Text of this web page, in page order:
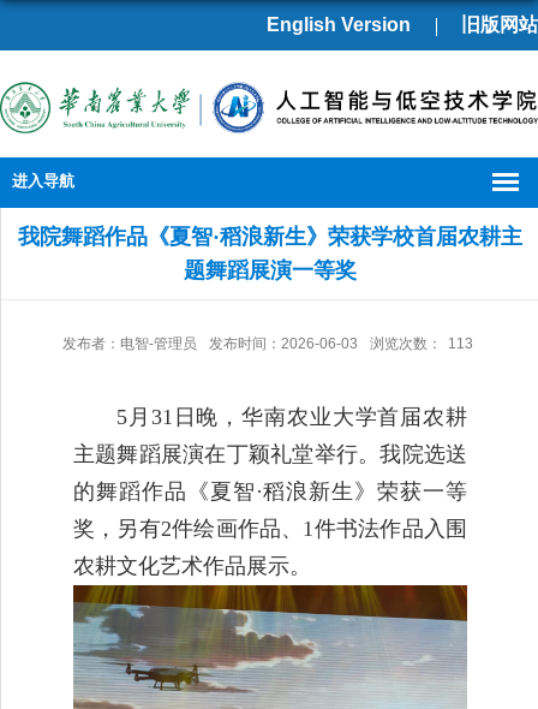
English Version 旧版网站
进入导航
我院舞蹈作品《夏智·稻浪新生》荣获学校首届农耕主
题舞蹈展演一等奖
发布者：电智-管理员 发布时间：2026-06-03 浏览次数： 113
5月31日晚，华南农业大学首届农耕
主题舞蹈展演在丁颖礼堂举行。我院选送
的舞蹈作品《夏智·稻浪新生》荣获一等
奖，另有2件绘画作品、1件书法作品入围
农耕文化艺术作品展示。